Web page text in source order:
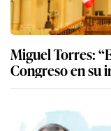
Miguel Torres:
Congreso en su